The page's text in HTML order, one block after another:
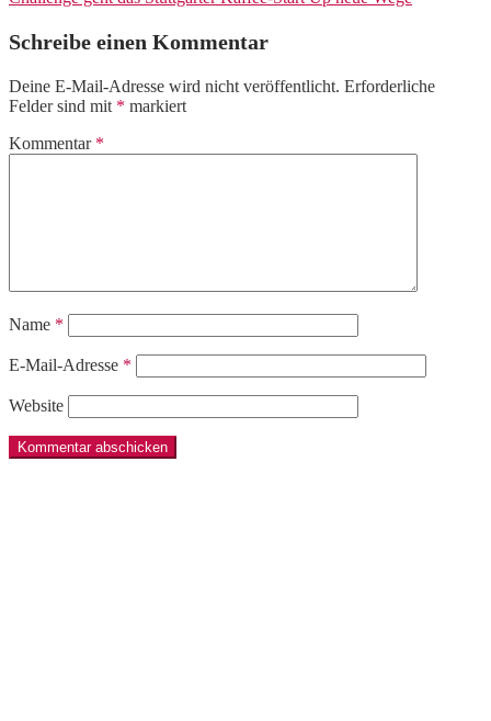
Schreibe einen Kommentar
Deine E-Mail-Adresse wird nicht veröffentlicht. Erforderliche
Felder sind mit * markiert
Kommentar *
Name *
E-Mail-Adresse *
Website